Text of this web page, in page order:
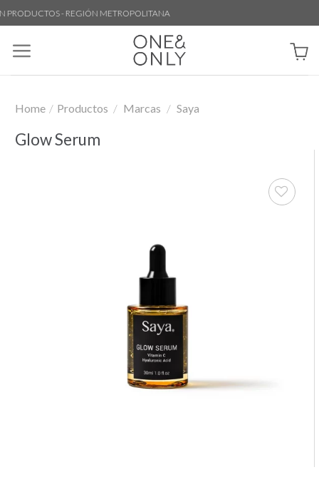
Skip
to
content
- REGIÓN METROPOLITANA
Home / Productos / Marcas / Saya
Glow Serum